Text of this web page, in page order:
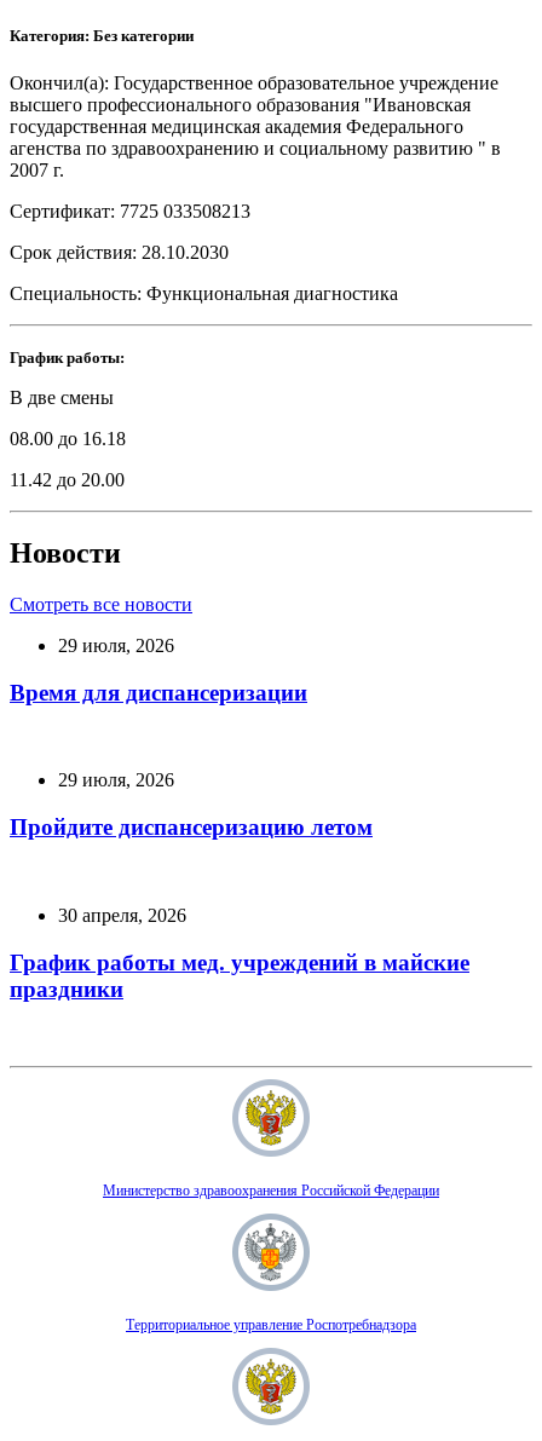
Категория: Без категории
Окончил(а): Государственное образовательное учреждение
высшего профессионального образования "Ивановская
государственная медицинская академия Федерального
агенства по здравоохранению и социальному развитию " в
2007 г.
Сертификат: 7725 033508213
Срок действия: 28.10.2030
Специальность: Функциональная диагностика
График работы:
В две смены
08.00 до 16.18
11.42 до 20.00
Новости
Смотреть все новости
29 июля, 2026
Время для диспансеризации
29 июля, 2026
Пройдите диспансеризацию летом
30 апреля, 2026
График работы мед. учреждений в майские
праздники
Министерство здравоохранения Российской Федерации
Территориальное управление Роспотребнадзора